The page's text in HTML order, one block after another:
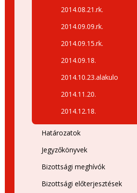
2014.08.21.rk.
2014.09.09.rk.
2014.09.15.rk.
2014.09.18.
2014.10.23.alakulo
2014.11.20.
2014.12.18.
Határozatok
Jegyzőkönyvek
Bizottsági meghívók
Bizottsági előterjesztések